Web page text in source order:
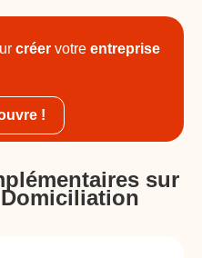
créer votre entreprise
!
sur